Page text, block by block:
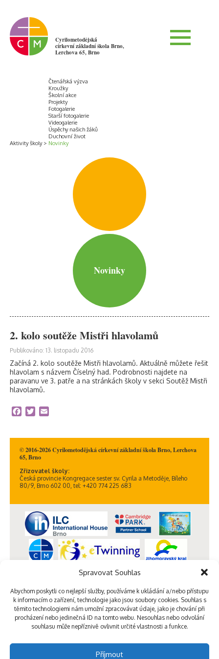
Spravovat Souhlas
Abychom poskytli co nejlepší služby, používáme k ukládání a/nebo přístupu
k informacím o zařízení, technologie jako jsou soubory cookies. Souhlas s
těmito technologiemi nám umožní zpracovávat údaje, jako je chování při
procházení nebo jedinečná ID na tomto webu. Nesouhlas nebo odvolání
souhlasu může nepříznivě ovlivnit určité vlastnosti a funkce.
Příjmout
Cyrilometodějská
církevní základní škola Brno,
Lerchova 65, Brno
Aktivity školy
Čtenářská výzva
Kroužky
Školní akce
Projekty
Fotogalerie
Starší fotogalerie
Videogalerie
Úspěchy našich žáků
Duchovní život
Novinky
Novinky
2. kolo soutěže Mistři hlavolamů
Publikováno: 13. listopadu 2016
Začíná 2. kolo soutěže Mistři hlavolamů. Aktuálně můžete řešit
hlavolam s názvem Číselný had. Podrobnosti najdete na
paravanu ve 3. patře a na stránkách školy v sekci Soutěž Mistři
hlavolamů.
Facebook
Twitter
© 2016-2026 Cyrilometodějská církevní základní škola Brno, Lerchova
65, Brno
Zřizovatel školy:
Česká provincie Kongregace sester sv. Cyrila a Metoděje, Bíleho
80/9, Brno 602 00, tel: +420 774 225 683